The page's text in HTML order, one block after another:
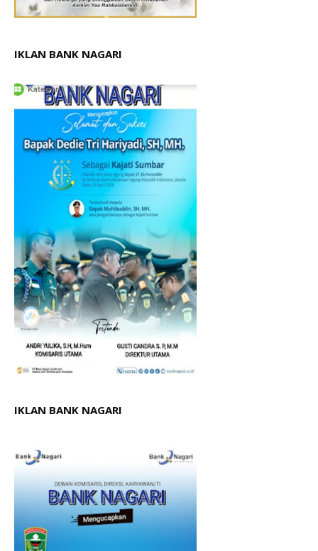
IKLAN BANK NAGARI
IKLAN BANK NAGARI